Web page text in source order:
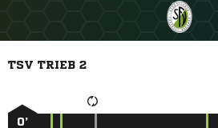
TSV TRIEB 2
0’